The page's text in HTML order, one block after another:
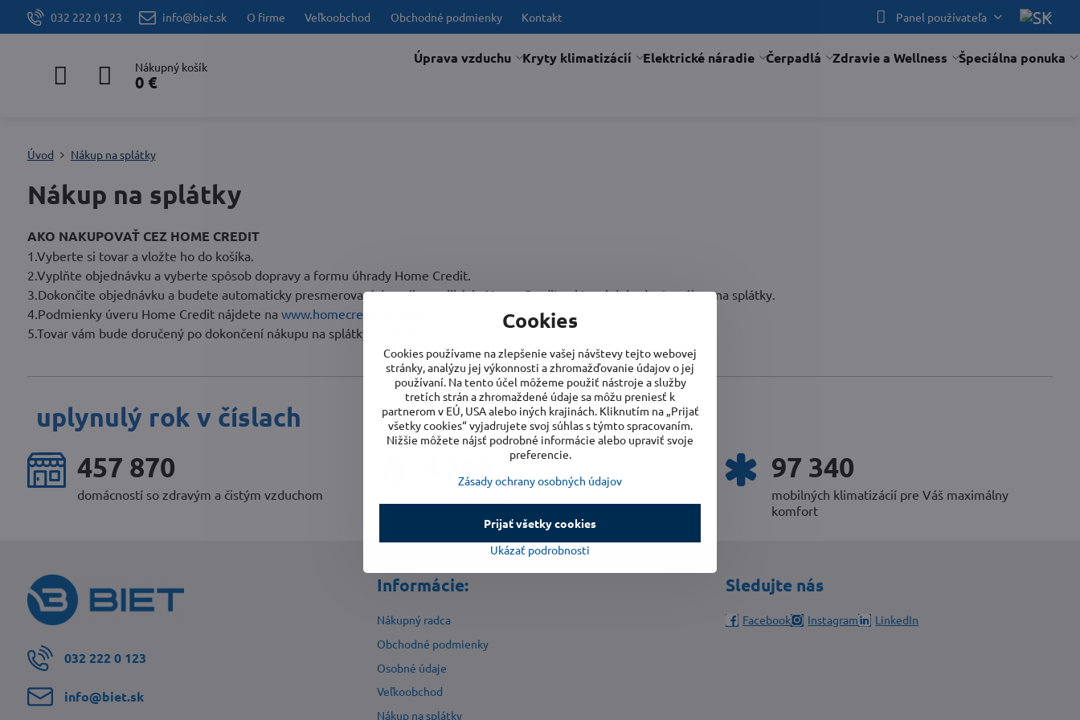
032 222 0 123 info@biet.sk O firme Veľkoobchod Obchodné podmienky Kontakt Panel používateľa
Nákupný košík
0 €
Úprava vzduchu Kryty klimatizácií Elektrické náradie Čerpadlá Zdravie a Wellness Špeciálna ponuka
Úvod Nákup na splátky
Nákup na splátky
AKO NAKUPOVAŤ CEZ HOME CREDIT
1.Vyberte si tovar a vložte ho do košíka.
2.Vyplňte objednávku a vyberte spôsob dopravy a formu úhrady Home Credit.
3.Dokončite objednávku a budete automaticky presmerovaní do online aplikácie Home Credit, v ktorej dohodnete nákup na splátky.
4.Podmienky úveru Home Credit nájdete na www.homecredit.sk/vop/ru
5.Tovar vám bude doručený po dokončení nákupu na splátky v aplikácii Home Credit.
uplynulý rok v číslach
480 025
domácností so zdravým a čistým vzduchom
102 050
mobilných klimatizácií pre Váš maximálny
komfort
032 222 0 123
info​@biet​.sk
Informácie:
Nákupný radca
Obchodné podmienky
Osobné údaje
Veľkoobchod
Nákup na splátky
Sledujte nás
Facebook Instagram LinkedIn
Cookies
Cookies používame na zlepšenie vašej návštevy tejto webovej
stránky, analýzu jej výkonnosti a zhromažďovanie údajov o jej
používaní. Na tento účel môžeme použiť nástroje a služby
tretích strán a zhromaždené údaje sa môžu preniesť k
partnerom v EÚ, USA alebo iných krajinách. Kliknutím na „Prijať
všetky cookies“ vyjadrujete svoj súhlas s týmto spracovaním.
Nižšie môžete nájsť podrobné informácie alebo upraviť svoje
preferencie.
Zásady ochrany osobných údajov
Ukázať podrobnosti
Prijať všetky cookies